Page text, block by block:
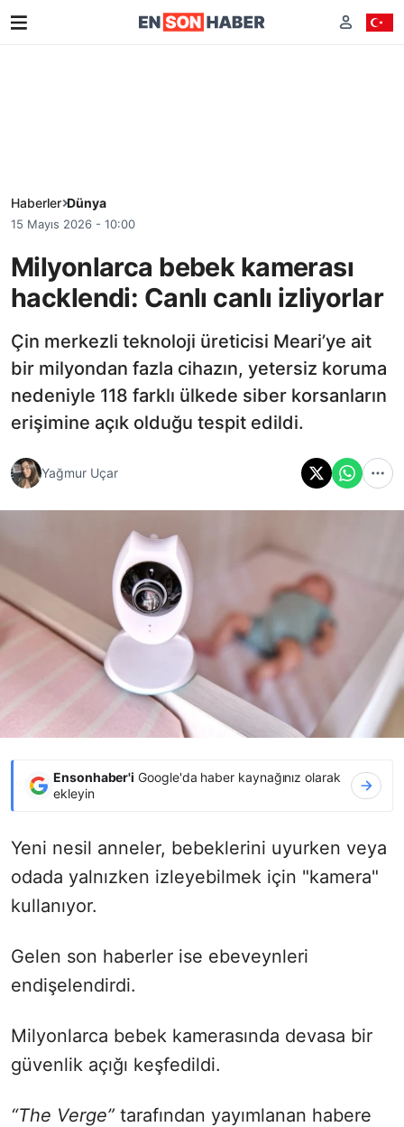
Haberler Dünya
15 Mayıs 2026 - 10:00
Milyonlarca bebek kamerası
hacklendi: Canlı canlı izliyorlar
Çin merkezli teknoloji üreticisi Meari’ye ait
bir milyondan fazla cihazın, yetersiz koruma
nedeniyle 118 farklı ülkede siber korsanların
erişimine açık olduğu tespit edildi.
Yağmur Uçar
Ensonhaber'i Google'da haber kaynağınız olarak
ekleyin
Yeni nesil anneler, bebeklerini uyurken veya
odada yalnızken izleyebilmek için "kamera"
kullanıyor.
Gelen son haberler ise ebeveynleri
endişelendirdi.
Milyonlarca bebek kamerasında devasa bir
güvenlik açığı keşfedildi.
“The Verge” tarafından yayımlanan habere